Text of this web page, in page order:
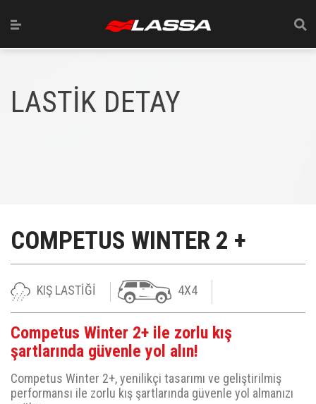
LASTİK DETAY
COMPETUS WINTER 2 +
KIŞ LASTİĞİ 4X4
Competus Winter 2+ ile zorlu kış
şartlarında güvenle yol alın!
Competus Winter 2+, yenilikçi tasarımı ve geliştirilmiş
performansı ile zorlu kış şartlarında güvenle yol almanızı